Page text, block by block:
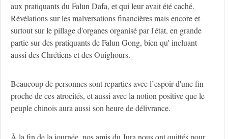
aux pratiquants du Falun Dafa, et qui leur avait été caché.
Révélations sur les malversations financières mais encore et
surtout sur le pillage d'organes organisé par l'état, en grande
partie sur des pratiquants de Falun Gong, bien qu' incluant
aussi des Chrétiens et des Ouighours.
Beaucoup de personnes sont reparties avec l’espoir d'une fin
proche de ces atrocités, et aussi avec la notion positive que le
peuple chinois aura aussi son heure de délivrance.